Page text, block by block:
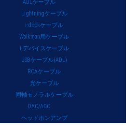
ADLケーブル
Lightningケーブル
i-dockケーブル
Walkman用ケーブル
i-デバイスケーブル
USBケーブル(ADL)
RCAケーブル
光ケーブル
同軸モノラルケーブル
DAC/ADC
ヘッドホンアンプ